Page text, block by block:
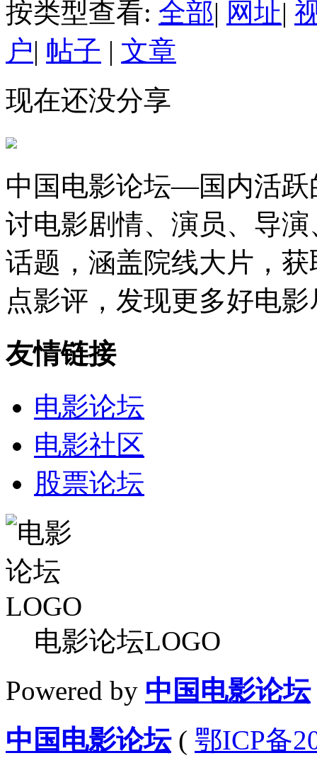
按类型查看: 全部| 网址|
户| 帖子 | 文章
现在还没分享
中国电影论坛—国内活跃
讨电影剧情、演员、导
话题，涵盖院线大片，
点影评，发现更多好电
友情链接
电影论坛
电影社区
股票论坛
电影论坛LOGO
Powered by 中国电影论坛
中国电影论坛( 鄂ICP备